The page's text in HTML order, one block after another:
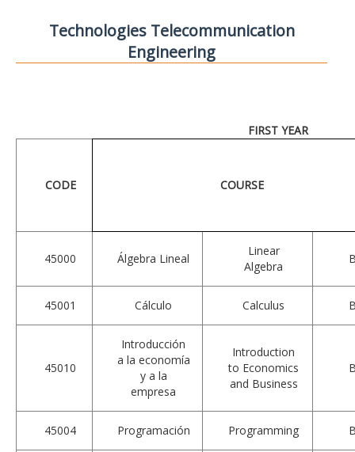
Technologies Telecommunication
Engineering
CODE COURSE
45000 Álgebra Lineal
Linear
Algebra
45001 Cálculo Calculus
45010
Introducción
a la economía
y a la
empresa
Introduction
to Economics
and Business
45004 Programación Programming
FIRST YEAR